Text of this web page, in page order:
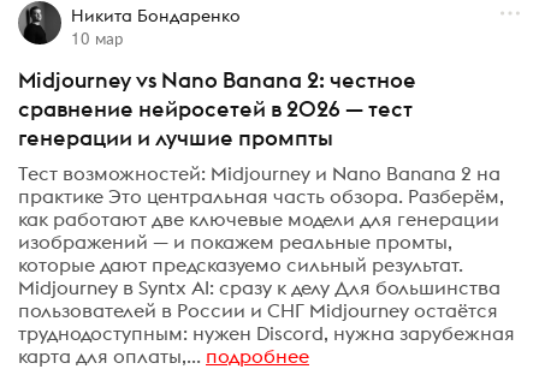
Никита Бондаренко
10 мар
Midjourney vs Nano Banana 2: честное
сравнение нейросетей в 2026 — тест
генерации и лучшие промпты
Тест возможностей: Midjourney и Nano Banana 2 на
практике Это центральная часть обзора. Разберём,
как работают две ключевые модели для генерации
изображений — и покажем реальные промты,
которые дают предсказуемо сильный результат.
Midjourney в Syntx AI: сразу к делу Для большинства
пользователей в России и СНГ Midjourney остаётся
труднодоступным: нужен Discord, нужна зарубежная
карта для оплаты,... подробнее